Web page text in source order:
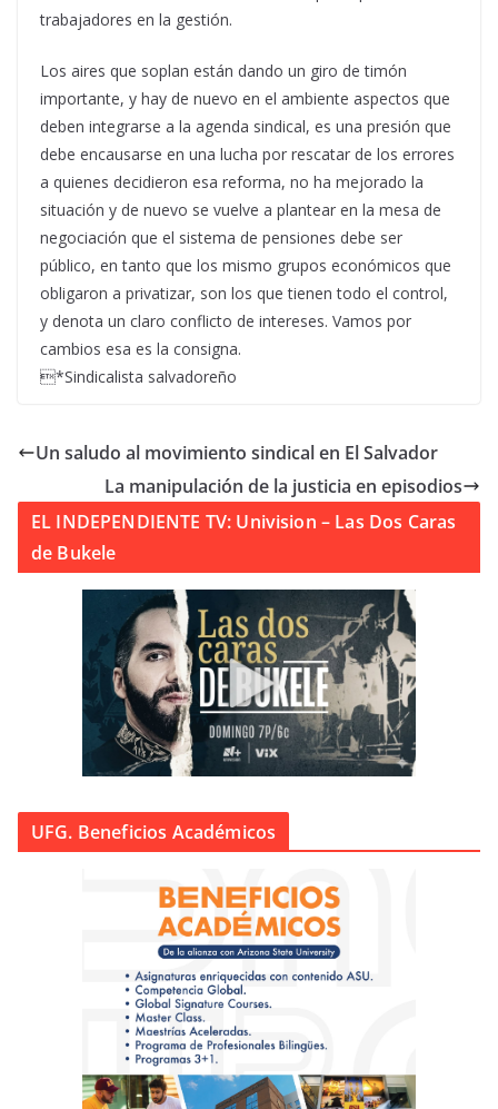
trabajadores en la gestión.
Los aires que soplan están dando un giro de timón
importante, y hay de nuevo en el ambiente aspectos que
deben integrarse a la agenda sindical, es una presión que
debe encausarse en una lucha por rescatar de los errores
a quienes decidieron esa reforma, no ha mejorado la
situación y de nuevo se vuelve a plantear en la mesa de
negociación que el sistema de pensiones debe ser
público, en tanto que los mismo grupos económicos que
obligaron a privatizar, son los que tienen todo el control,
y denota un claro conflicto de intereses. Vamos por
cambios esa es la consigna.
*Sindicalista salvadoreño
Un saludo al movimiento sindical en El Salvador
La manipulación de la justicia en episodios
EL INDEPENDIENTE TV: Univision – Las Dos Caras
de Bukele
UFG. Beneficios Académicos